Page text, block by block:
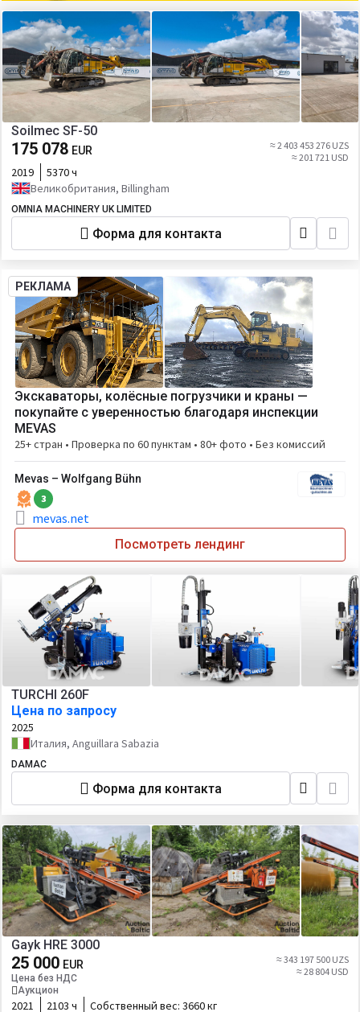
Soilmec SF-50
175 078 EUR
≈ 2 403 453 276 UZS
≈ 201 721 USD
2019
5370 ч
Великобритания, Billingham
OMNIA MACHINERY UK LIMITED
Форма для контакта
РЕКЛАМА
Экскаваторы, колёсные погрузчики и краны —
покупайте с уверенностью благодаря инспекции
MEVAS
25+ стран • Проверка по 60 пунктам • 80+ фото • Без комиссий
Mevas – Wolfgang Bühn
3
mevas.net
Посмотреть лендинг
TURCHI 260F
Цена по запросу
2025
Италия, Anguillara Sabazia
DAMAC
Форма для контакта
Gayk HRE 3000
25 000 EUR
Цена без НДС
Аукцион
≈ 343 197 500 UZS
≈ 28 804 USD
2021 2103 ч Собственный вес: 3660 кг